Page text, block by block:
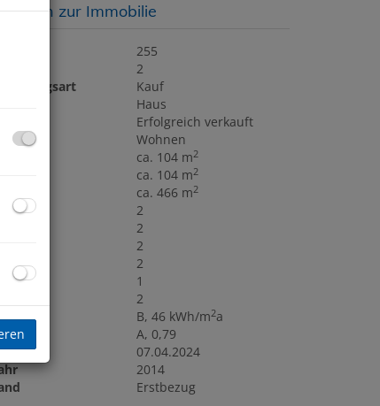
zur Immobilie
255
2
Kauf
Haus
Erfolgreich verkauft
Wohnen
ca. 104 m2
ca. 104 m2
ca. 466 m2
2
2
2
2
1
2
B, 46 kWh/m2a
A, 0,79
bis
07.04.2024
2014
Erstbezug